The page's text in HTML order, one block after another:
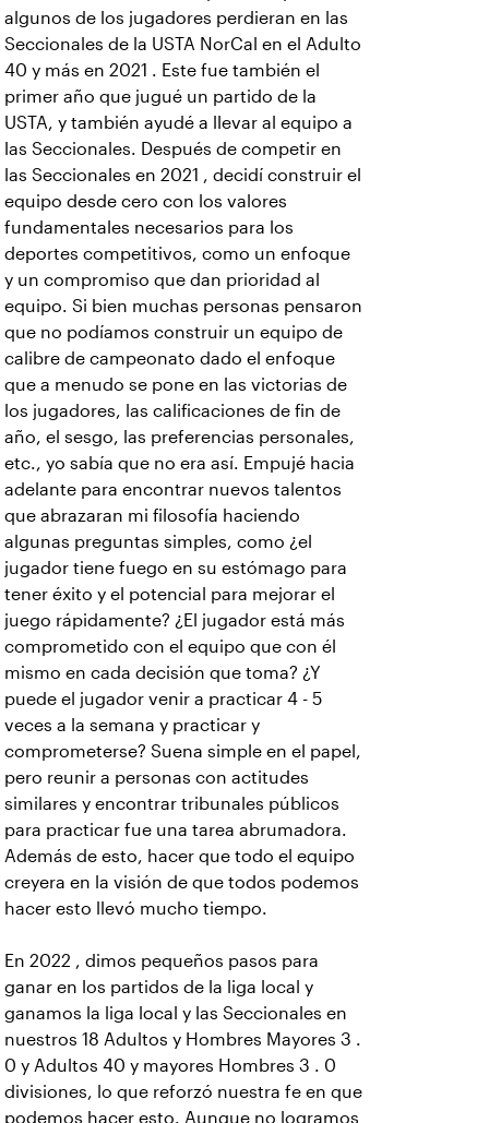
algunos de los jugadores perdieran en las
Seccionales de la USTA NorCal en el Adulto
40 y más en 2021 . Este fue también el
primer año que jugué un partido de la
USTA, y también ayudé a llevar al equipo a
las Seccionales. Después de competir en
las Seccionales en 2021 , decidí construir el
equipo desde cero con los valores
fundamentales necesarios para los
deportes competitivos, como un enfoque
y un compromiso que dan prioridad al
equipo. Si bien muchas personas pensaron
que no podíamos construir un equipo de
calibre de campeonato dado el enfoque
que a menudo se pone en las victorias de
los jugadores, las calificaciones de fin de
año, el sesgo, las preferencias personales,
etc., yo sabía que no era así. Empujé hacia
adelante para encontrar nuevos talentos
que abrazaran mi filosofía haciendo
algunas preguntas simples, como ¿el
jugador tiene fuego en su estómago para
tener éxito y el potencial para mejorar el
juego rápidamente? ¿El jugador está más
comprometido con el equipo que con él
mismo en cada decisión que toma? ¿Y
puede el jugador venir a practicar 4 - 5
veces a la semana y practicar y
comprometerse? Suena simple en el papel,
pero reunir a personas con actitudes
similares y encontrar tribunales públicos
para practicar fue una tarea abrumadora.
Además de esto, hacer que todo el equipo
creyera en la visión de que todos podemos
hacer esto llevó mucho tiempo.
En 2022 , dimos pequeños pasos para
ganar en los partidos de la liga local y
ganamos la liga local y las Seccionales en
nuestros 18 Adultos y Hombres Mayores 3 .
0 y Adultos 40 y mayores Hombres 3 . 0
divisiones, lo que reforzó nuestra fe en que
podemos hacer esto. Aunque no logramos